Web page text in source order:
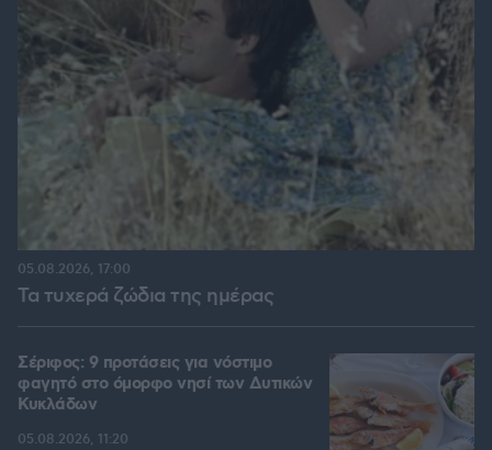
Τα τυχερά ζώδια της ημέρας
05.08.2026, 17:00
Σέριφος: 9 προτάσεις για νόστιμο
φαγητό στο όμορφο νησί των Δυτικών
Κυκλάδων
05.08.2026, 11:20